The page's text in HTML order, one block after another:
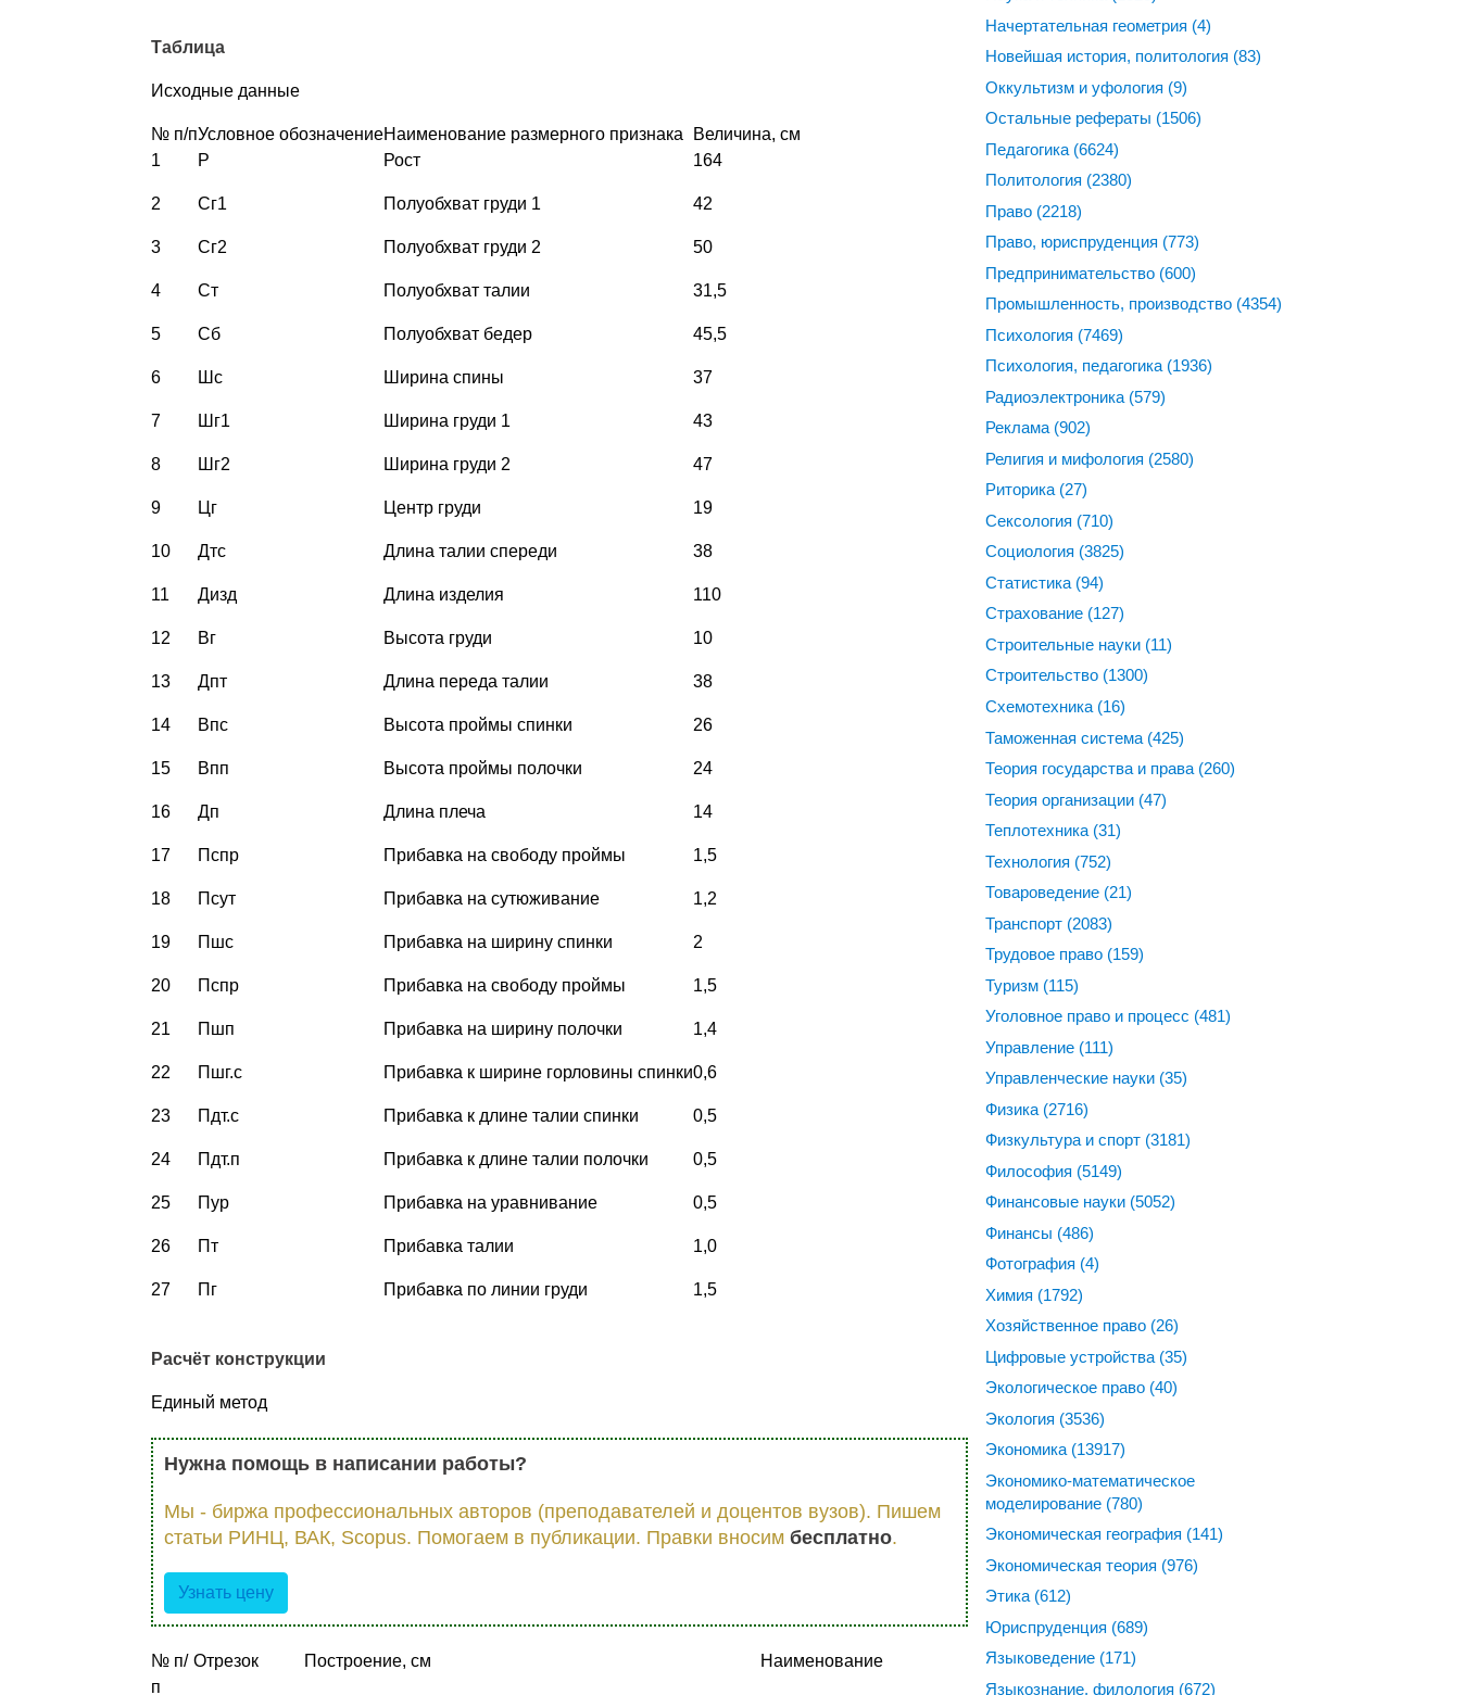
Таблица
Исходные данные
№ п/пУсловное обозначениеНаименование размерного признака
Величина, см
1
2
3
4
5
6
7
8
9
10
11
12
13
14
15
16
17
18
19
20
21
22
23
24
25
26
27
Р
Сг1
Сг2
Ст
Сб
Шс
Шг1
Шг2
Цг
Дтс
Дизд
Вг
Дпт
Впс
Впп
Дп
Пспр
Псут
Пшс
Пспр
Пшп
Пшг.с
Пдт.с
Пдт.п
Пур
Пт
Пг
Рост
Полуобхват груди 1
Полуобхват груди 2
Полуобхват талии
Полуобхват бедер
Ширина спины
Ширина груди 1
Ширина груди 2
Центр груди
Длина талии спереди
Длина изделия
Высота груди
Длина переда талии
Высота проймы спинки
Высота проймы полочки
Длина плеча
Прибавка на свободу проймы
Прибавка на сутюживание
Прибавка на ширину спинки
Прибавка на свободу проймы
Прибавка на ширину полочки
Прибавка к ширине горловины спинки
Прибавка к длине талии спинки
Прибавка к длине талии полочки
Прибавка на уравнивание
Прибавка талии
Прибавка по линии груди
164
42
50
31,5
45,5
37
43
47
19
38
110
10
38
26
24
14
1,5
1,2
2
1,5
1,4
0,6
0,5
0,5
0,5
1,0
1,5
Расчёт конструкции
Единый метод
Нужна помощь в написании работы?
Мы - биржа профессиональных авторов (преподавателей и доцентов вузов). Пишем
статьи РИНЦ, ВАК, Scopus. Помогаем в публикации. Правки вносим бесплатно.
Узнать цену
№ п/
п
Отрезок Построение, см Наименование
Начертательная геометрия (4)
Новейшая история, политология (83)
Оккультизм и уфология (9)
Остальные рефераты (1506)
Педагогика (6624)
Политология (2380)
Право (2218)
Право, юриспруденция (773)
Предпринимательство (600)
Промышленность, производство (4354)
Психология (7469)
Психология, педагогика (1936)
Радиоэлектроника (579)
Реклама (902)
Религия и мифология (2580)
Риторика (27)
Сексология (710)
Социология (3825)
Статистика (94)
Страхование (127)
Строительные науки (11)
Строительство (1300)
Схемотехника (16)
Таможенная система (425)
Теория государства и права (260)
Теория организации (47)
Теплотехника (31)
Технология (752)
Товароведение (21)
Транспорт (2083)
Трудовое право (159)
Туризм (115)
Уголовное право и процесс (481)
Управление (111)
Управленческие науки (35)
Физика (2716)
Физкультура и спорт (3181)
Философия (5149)
Финансовые науки (5052)
Финансы (486)
Фотография (4)
Химия (1792)
Хозяйственное право (26)
Цифровые устройства (35)
Экологическое право (40)
Экология (3536)
Экономика (13917)
Экономико-математическое
моделирование (780)
Экономическая география (141)
Экономическая теория (976)
Этика (612)
Юриспруденция (689)
Языковедение (171)
Языкознание, филология (672)